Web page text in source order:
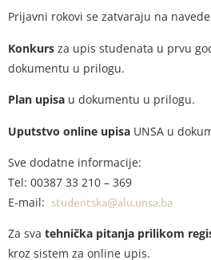
Prijavni rokovi se zatvaraju na
Konkurs za upis studenata u prvu
dokumentu u prilogu.
Plan upisa u dokumentu u prilogu.
Uputstvo online upisa UNSA u
Sve dodatne informacije:
Tel: 00387 33 210 – 369
E-mail: studentska@alu.unsa.ba
Za sva tehnička pitanja prilikom
kroz sistem za online upis.